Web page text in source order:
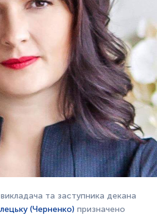
та заступника декана
(Черненко) призначено